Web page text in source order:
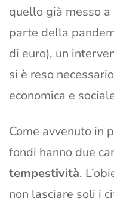
quello già messo
parte della
di euro), un
si è reso
economica e
Come avvenuto in
fondi hanno due
tempestività.
non lasciare soli i